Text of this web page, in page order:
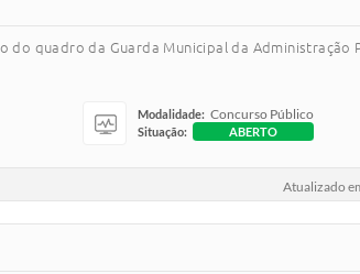
quadro da Guarda Municipal da Administração
Modalidade: Concurso Público
Situação: ABERTO
Atualizado